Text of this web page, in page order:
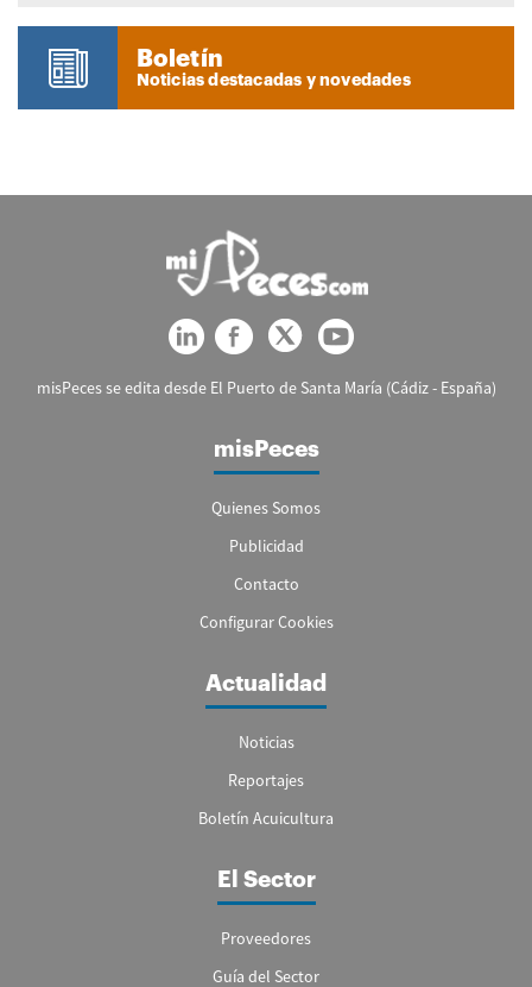
Boletín
Noticias destacadas y novedades
misPeces se edita desde El Puerto de Santa María (Cádiz - España)
misPeces
Quienes Somos
Publicidad
Contacto
Configurar Cookies
Actualidad
Noticias
Reportajes
Boletín Acuicultura
El Sector
Proveedores
Guía del Sector